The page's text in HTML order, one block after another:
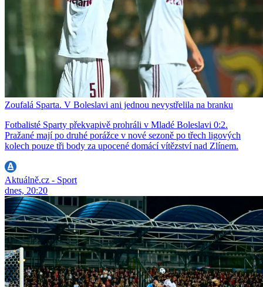
Zoufalá Sparta. V Boleslavi ani jednou nevystřelila na branku
Fotbalisté Sparty překvapivě prohráli v Mladé Boleslavi 0:2.
Pražané mají po druhé porážce v nové sezoně po třech ligových
kolech pouze tři body za upocené domácí vítězství nad Zlínem.
Aktuálně.cz - Sport
dnes, 20:20